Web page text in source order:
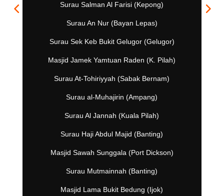
Surau Salman Al Farisi (Kepong)
Surau An Nur (Bayan Lepas)
Surau Sek Keb Bukit Gelugor (Gelugor)
Masjid Jamek Yamtuan Raden (K. Pilah)
Surau At-Tohiriyyah (Sabak Bernam)
Surau al-Muhajirin (Ampang)
Surau Al Jannah (Kuala Pilah)
Surau Haji Abdul Majid (Banting)
Masjid Sawah Sunggala (Port Dickson)
Surau Mutmainnah (Banting)
Masjid Lama Bukit Bedung (Ijok)